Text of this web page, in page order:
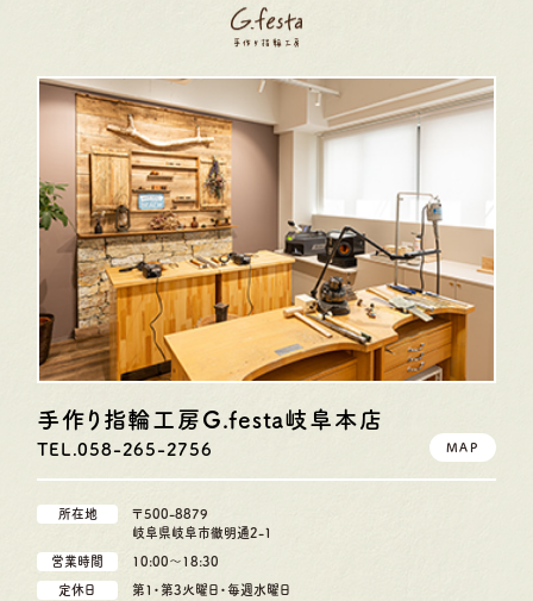
手作り指輪工房G.festa岐阜本店
TEL.058-265-2756 MAP
所在地
〒500-8879
岐阜県岐阜市徹明通2-1
営業時間 10:00〜18:30
定休日
第1・第3火曜日・毎週水曜日